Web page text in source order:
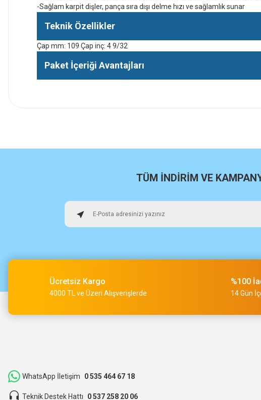
-Sağlam karpit dişler, pança sıra dışı delme hızı ve sağlamlık sunar
Teknik Özellikler
Çap mm: 109 Çap inç: 4 9/32
Paket İçeriği Avantajları
Osman Alper | 15/05/2026
Müşteri iletişimi kusursuz birde ürün siparişini veriyoruz teslimi 24 saat
ilgili satıcı,güzel paketleme,hızlı kargolama. sıkıntısız bir alışveriş oldu.
TÜM İNDİRİM VE
Ücretsiz Kargo
4000 TL ve Üzeri Alışverişlerde
%100
14 Gün
WhatsApp İletişim 0 535 464 67 18
Teknik Destek Hattı 0 537 258 20 06